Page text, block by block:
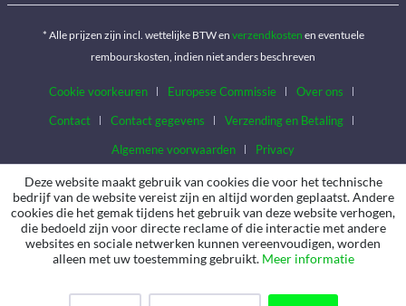
* Alle prijzen zijn incl. wettelijke BTW en verzendkosten en eventuele
rembourskosten, indien niet anders beschreven
Cookie voorkeuren Europese Commissie
Over ons
Contact
Contact gegevens
Verzending en Betaling
Algemene voorwaarden
Privacy
Deze website maakt gebruik van cookies die voor het technische
bedrijf van de website vereist zijn en altijd worden geplaatst. Andere
cookies die het gemak tijdens het gebruik van deze website verhogen,
die bedoeld zijn voor directe reclame of die interactie met andere
websites en sociale netwerken kunnen vereenvoudigen, worden
alleen met uw toestemming gebruikt. Meer informatie